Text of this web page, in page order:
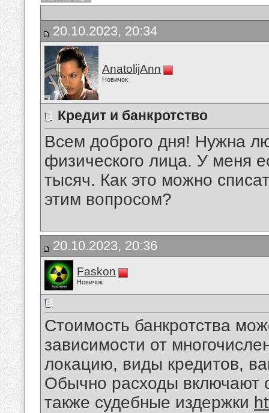
20.10.2023, 20:34
AnatolijAnn
Новичок
Кредит и банкротство
Всем доброго дня! Нужна
физического лица. У меня
тысяч. Как это можно
этим вопросом?
20.10.2023, 20:36
Faskon
Новичок
Стоимость банкротства
зависимости от
локацию, виды кредитов,
Обычно расходы включают
также судебные издержки